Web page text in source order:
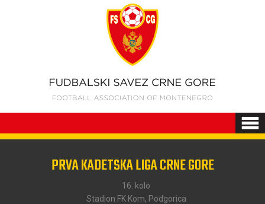
PRVA KADETSKA LIGA CRNE GORE
16. kolo
Stadion FK Kom, Podgorica